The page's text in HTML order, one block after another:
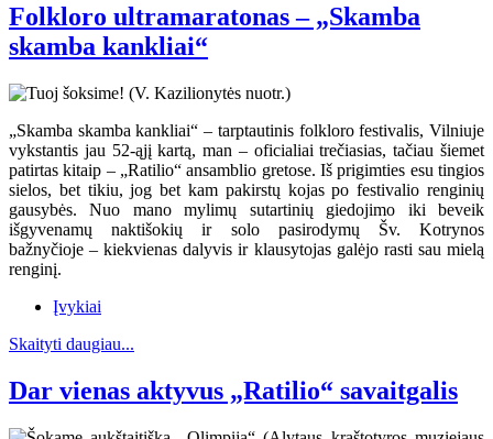
Folkloro ultramaratonas – „Skamba
skamba kankliai“
„Skamba skamba kankliai“ – tarptautinis folkloro festivalis, Vilniuje
vykstantis jau 52-ąjį kartą, man – oficialiai trečiasias, tačiau šiemet
patirtas kitaip – „Ratilio“ ansamblio gretose. Iš prigimties esu tingios
sielos, bet tikiu, jog bet kam pakirstų kojas po festivalio renginių
gausybės. Nuo mano mylimų sutartinių giedojimo iki beveik
išgyvenamų naktišokių ir solo pasirodymų Šv. Kotrynos
bažnyčioje – kiekvienas dalyvis ir klausytojas galėjo rasti sau mielą
renginį.
Įvykiai
Skaityti daugiau...
Dar vienas aktyvus „Ratilio“ savaitgalis